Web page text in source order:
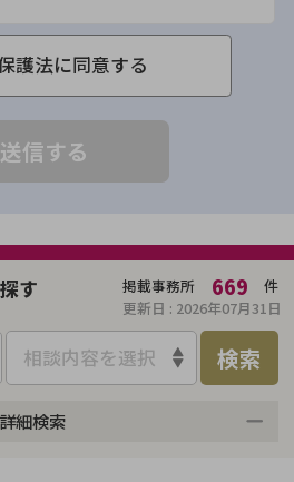
護法に同意する
す 掲載事務所 669
件
更新日 : 2026年07月31日
相談内容を選択 検索
詳細検索